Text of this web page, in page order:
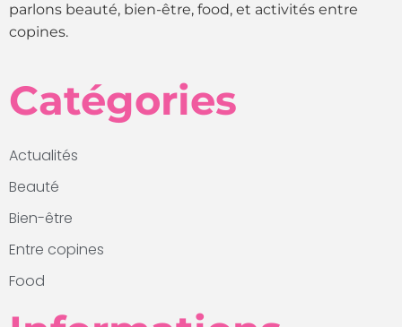
parlons beauté, bien-être, food, et activités entre
copines.
Catégories
Actualités
Beauté
Bien-être
Entre copines
Food